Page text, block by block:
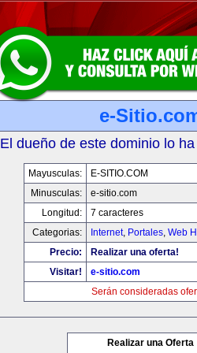
e-
El dueño de este dominio lo
Mayusculas:
E-SITIO.COM
Minusculas:
e-sitio.com
Longitud:
7 caracteres
Categorias:
Internet, Portales, Web
Precio:
Realizar una oferta!
Visitar!
e-sitio.com
Serán consideradas
Realizar una Oferta